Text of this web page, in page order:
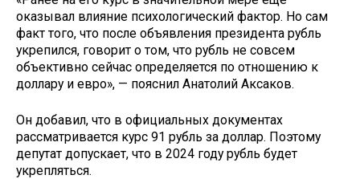
оказывал влияние психологический фактор. Но сам
факт того, что после объявления президента рубль
укрепился, говорит о том, что рубль не совсем
объективно сейчас определяется по отношению к
доллару и евро», — пояснил Анатолий Аксаков.
Он добавил, что в официальных документах
рассматривается курс 91 рубль за доллар. Поэтому
депутат допускает, что в 2024 году рубль будет
укрепляться.